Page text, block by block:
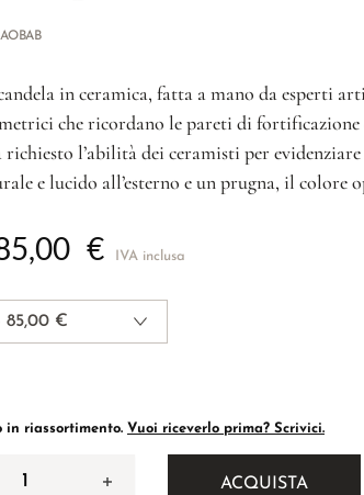
in ceramica, fatta a mano da esperti
che ricordano le pareti di fortificazione
l’abilità dei ceramisti per
e lucido all’esterno e un prugna, il colore
€ IVA inclusa
in riassortimento. Vuoi riceverlo prima? Scrivici.
ACQUISTA